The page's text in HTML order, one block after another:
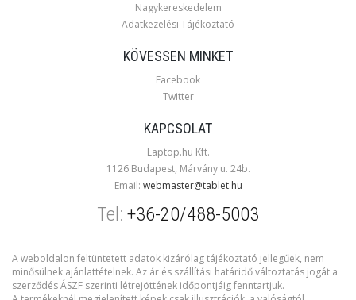
Nagykereskedelem
Adatkezelési Tájékoztató
KÖVESSEN MINKET
Facebook
Twitter
KAPCSOLAT
Laptop.hu Kft.
1126 Budapest, Márvány u. 24b.
Email: webmaster@tablet.hu
Tel: +36-20/488-5003
A weboldalon feltüntetett adatok kizárólag tájékoztató jellegűek, nem
minősülnek ajánlattételnek. Az ár és szállítási határidő változtatás jogát a
szerződés ÁSZF szerinti létrejöttének időpontjáig fenntartjuk.